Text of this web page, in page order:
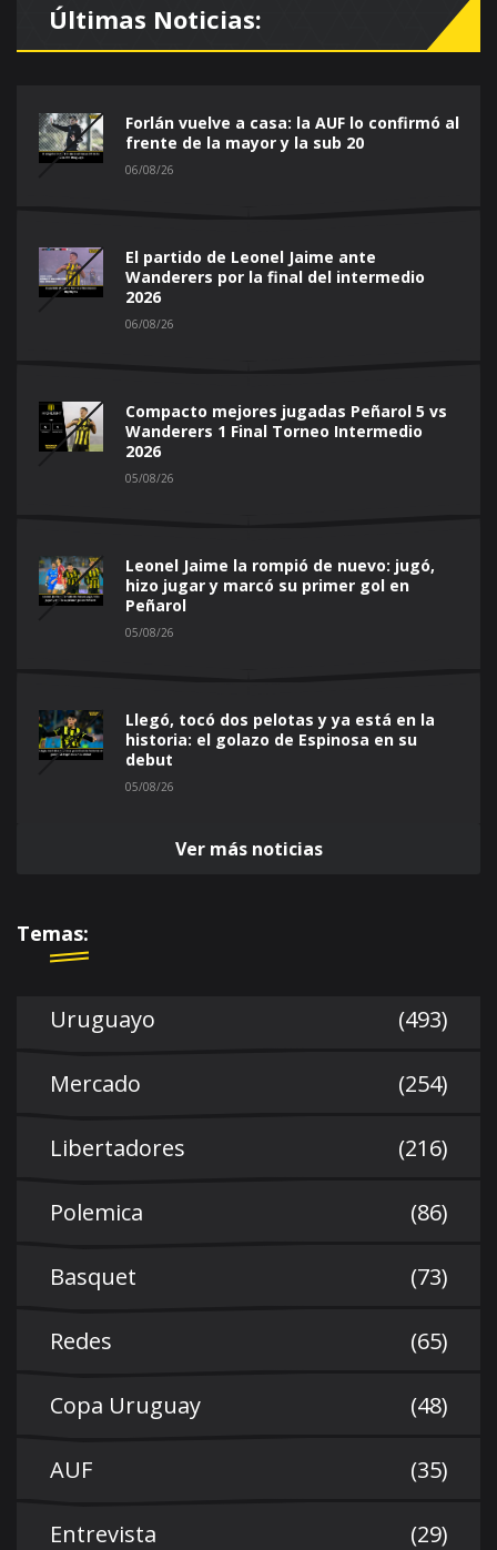
Últimas Noticias:
Forlán vuelve a casa: la AUF lo confirmó al
frente de la mayor y la sub 20
06/08/26
El partido de Leonel Jaime ante
Wanderers por la final del intermedio
2026
06/08/26
Compacto mejores jugadas Peñarol 5 vs
Wanderers 1 Final Torneo Intermedio
2026
05/08/26
Leonel Jaime la rompió de nuevo: jugó,
hizo jugar y marcó su primer gol en
Peñarol
05/08/26
Llegó, tocó dos pelotas y ya está en la
historia: el golazo de Espinosa en su
debut
05/08/26
Ver más noticias
Temas:
Uruguayo (493)
Mercado (254)
Libertadores (216)
Polemica (86)
Basquet (73)
Redes (65)
Copa Uruguay (48)
AUF (35)
Entrevista (29)